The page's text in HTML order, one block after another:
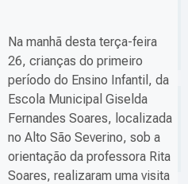
Na manhã desta terça-feira
26, crianças do primeiro
período do Ensino Infantil, da
Escola Municipal Giselda
Fernandes Soares, localizada
no Alto São Severino, sob a
orientação da professora Rita
Soares, realizaram uma visita